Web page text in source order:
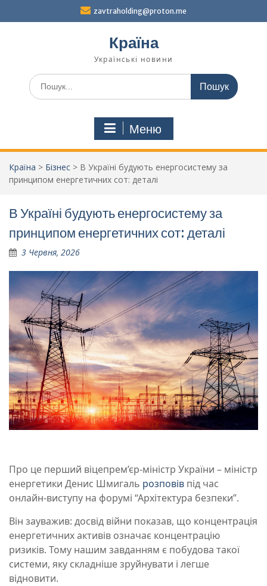
zavtraholding@proton.me
Країна
Українські новини
Шукати:
Меню
Країна > Бізнес > В Україні будують енергосистему за
принципом енергетичних сот: деталі
В Україні будують енергосистему за
принципом енергетичних сот: деталі
3 Червня, 2026
Про це перший віцепрем’єр-міністр України – міністр
енергетики Денис Шмигаль розповів під час
онлайн-виступу на форумі “Архітектура безпеки”.
Він зауважив: досвід війни показав, що концентрація
енергетичних активів означає концентрацію
ризиків. Тому нашим завданням є побудова такої
системи, яку складніше зруйнувати і легше
відновити.